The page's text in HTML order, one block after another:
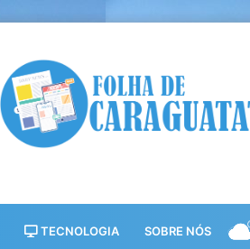
TECNOLOGIA SOBRE NÓS